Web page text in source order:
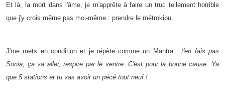
Et là, la mort dans l'âme, je m'apprête à faire un truc tellement horrible
que j'y crois même pas moi-même : prendre le métrokipu.
J'me mets en condition et je répète comme un Mantra :t'en fais pas
Sonia, ça va aller, respire par le ventre. C'est pour la bonne cause. Ya
que 5 stations et tu vas avoir un pécé tout neuf !